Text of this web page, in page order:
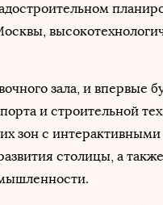
зала, и впервые
и строительной
зон с интерактивными
столицы, а